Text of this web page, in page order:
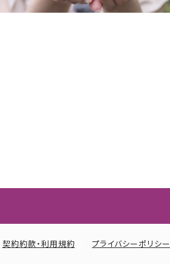
契約約款・利用規約 プライバシーポリシー